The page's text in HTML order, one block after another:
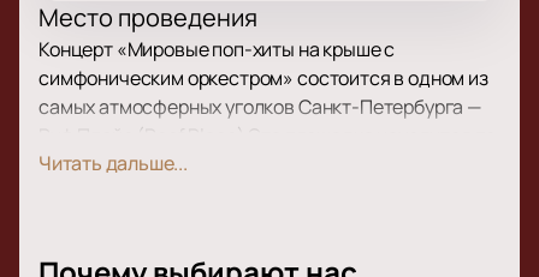
Место проведения
Концерт «Мировые поп-хиты на крыше с
симфоническим оркестром» состоится в одном из
самых атмосферных уголков Санкт-Петербурга —
Руф Плейс (Roof Place) Эта площадка находится по
адресу линия Кожевенная, дом 30. Здесь гости
Читать дальше...